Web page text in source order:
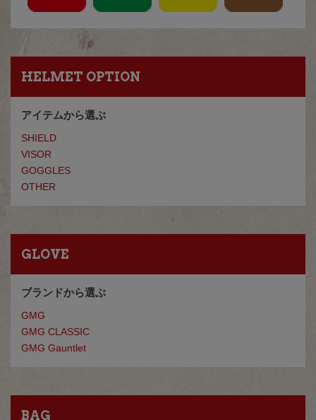
HELMET OPTION
アイテムから選ぶ
SHIELD
VISOR
GOGGLES
OTHER
GLOVE
ブランドから選ぶ
GMG
GMG CLASSIC
GMG Gauntlet
BAG